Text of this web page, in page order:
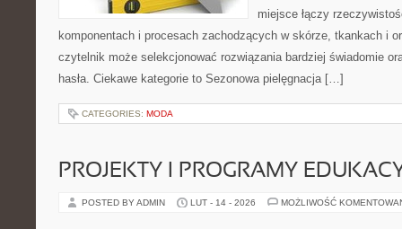
miejsce łączy
komponentach i procesach zachodzących w skórze, tkankach i
czytelnik może selekcjonować rozwiązania bardziej świadomie
hasła. Ciekawe kategorie to Sezonowa pielęgnacja […]
CATEGORIES: MODA
PROJEKTY I PROGRAMY
POSTED BY ADMIN LUT - 14 - 2026 MOŻLIWOŚĆ